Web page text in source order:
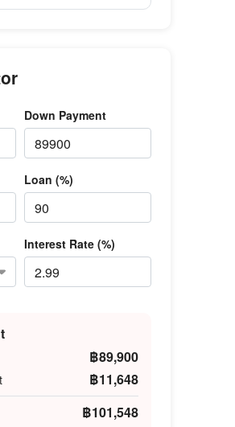
Down Payment
Loan (%)
Interest Rate (%)
฿89,900
฿11,648
฿101,548